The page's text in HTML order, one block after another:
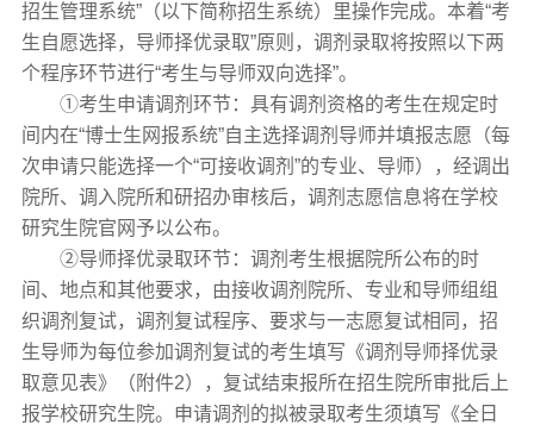
招生管理系统”（以下简称招生系统）里操作完成。本着“考
生自愿选择，导师择优录取”原则，调剂录取将按照以下两
个程序环节进行“考生与导师双向选择”。
①考生申请调剂环节：具有调剂资格的考生在规定时
间内在“博士生网报系统”自主选择调剂导师并填报志愿（每
次申请只能选择一个“可接收调剂”的专业、导师），经调出
院所、调入院所和研招办审核后，调剂志愿信息将在学校
研究生院官网予以公布。
②导师择优录取环节：调剂考生根据院所公布的时
间、地点和其他要求，由接收调剂院所、专业和导师组组
织调剂复试，调剂复试程序、要求与一志愿复试相同，招
生导师为每位参加调剂复试的考生填写《调剂导师择优录
取意见表》（附件2），复试结束报所在招生院所审批后上
报学校研究生院。申请调剂的拟被录取考生须填写《全日